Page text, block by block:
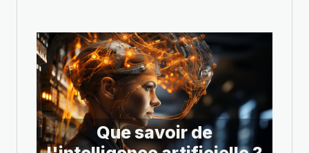
Que savoir de